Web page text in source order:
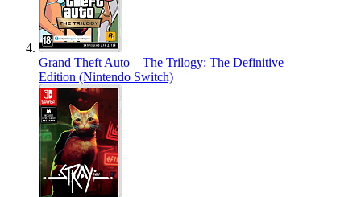
Grand Theft Auto – The Trilogy: The Definitive
Edition (Nintendo Switch)